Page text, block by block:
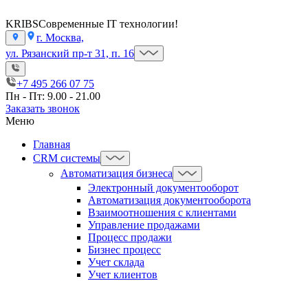
KRIBSСовременные IT технологии!
г. Москва,
ул. Рязанский пр-т 31, п. 16
+7 495 266 07 75
Пн - Пт: 9.00 - 21.00
Заказать звонок
Меню
Главная
CRM системы
Автоматизация бизнеса
Электронный документооборот
Автоматизация документооборота
Взаимоотношения с клиентами
Управление продажами
Процесс продажи
Бизнес процесс
Учет склада
Учет клиентов